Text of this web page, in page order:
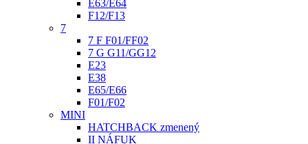
E63/E64
F12/F13
7
7 F F01/FF02
7 G G11/GG12
E23
E38
E65/E66
F01/F02
MINI
HATCHBACK zmenený
II NÁFUK